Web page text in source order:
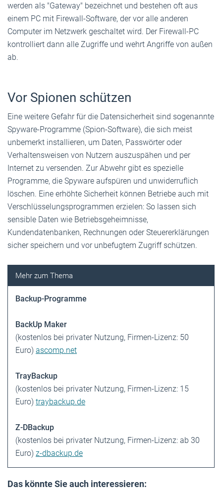
werden als "Gateway" bezeichnet und bestehen oft aus
einem PC mit Firewall-Software, der vor alle anderen
Computer im Netzwerk geschaltet wird. Der Firewall-PC
kontrolliert dann alle Zugriffe und wehrt Angriffe von außen
ab.
Vor Spionen schützen
Eine weitere Gefahr für die Datensicherheit sind sogenannte
Spyware-Programme (Spion-Software), die sich meist
unbemerkt installieren, um Daten, Passwörter oder
Verhaltensweisen von Nutzern auszuspähen und per
Internet zu versenden. Zur Abwehr gibt es spezielle
Programme, die Spyware aufspüren und unwiderruflich
löschen. Eine erhöhte Sicherheit können Betriebe auch mit
Verschlüsselungsprogrammen erzielen: So lassen sich
sensible Daten wie Betriebsgeheimnisse,
Kundendatenbanken, Rechnungen oder Steuererklärungen
sicher speichern und vor unbefugtem Zugriff schützen.
Backup-Programme
BackUp Maker
(kostenlos bei privater ­Nutzung, Firmen-Lizenz: 50
Euro) ascomp.net
TrayBackup
(kostenlos bei privater Nutzung, Firmen-Lizenz: 15
Euro) traybackup.de
Z-DBackup
(kostenlos bei privater Nutzung, Firmen-Lizenz: ab 30
Euro) z-dbackup.de
Das könnte Sie auch interessieren: